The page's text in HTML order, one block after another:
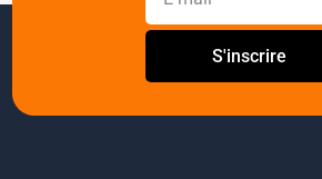
S'inscrire